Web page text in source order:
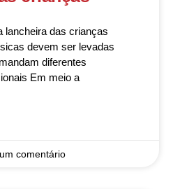
lancheira das crianças
devem ser levadas
diferentes
Em meio a
comentário